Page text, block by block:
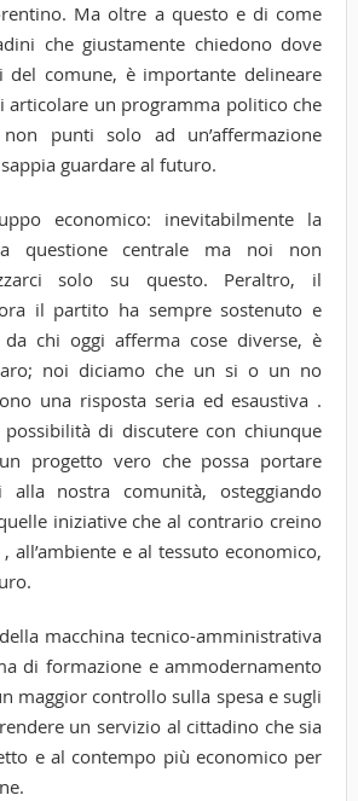
Ma oltre a questo e di come
che giustamente chiedono dove
comune, è importante delineare
articolare un programma politico che
punti solo ad un’affermazione
guardare al futuro.
economico: inevitabilmente la
questione centrale ma noi non
solo su questo. Peraltro, il
il partito ha sempre sostenuto e
da chi oggi afferma cose diverse, è
noi diciamo che un si o un no
una risposta seria ed esaustiva .
di discutere con chiunque
progetto vero che possa portare
alla nostra comunità, osteggiando
iniziative che al contrario creino
all’ambiente e al tessuto economico,
macchina tecnico-amministrativa
di formazione e ammodernamento
maggior controllo sulla spesa e sugli
un servizio al cittadino che sia
e al contempo più economico per